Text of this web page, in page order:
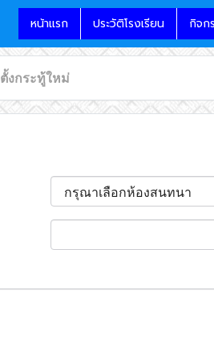
หน้าแรก ประวัติโรงเรียน กิจก
ตั้งกระทู้ใหม่